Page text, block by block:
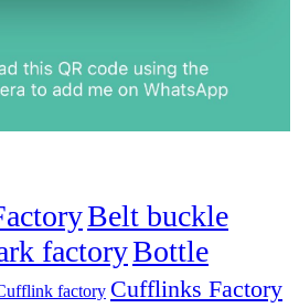
Belt buckle
factoryBottle
factory Cufflinks Factory